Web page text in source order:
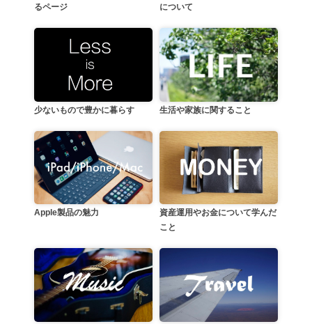
るページ
について
少ないもので豊かに暮らす 生活や家族に関すること
Apple製品の魅力
資産運用やお金について学んだ
こと